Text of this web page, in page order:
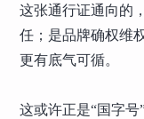
这张通行证通向的
任；是品牌确权维
更有底气可循。
这或许正是“国字号